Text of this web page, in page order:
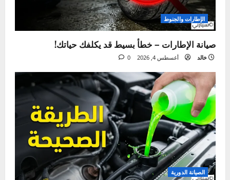
الإطارات والجنوط
صيانة الإطارات – خطأ بسيط قد يكلفك حياتك!
خالد أغسطس 4, 2026 0